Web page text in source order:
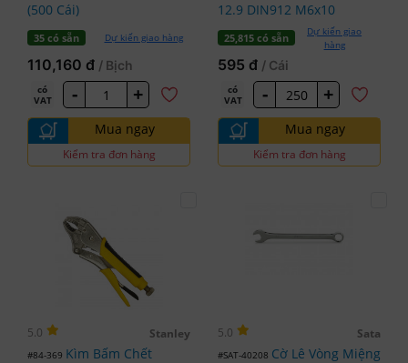
(500 Cái)
35 có sẵn Dự kiến giao hàng
110,160 đ / Bịch
có
VAT
- +
Mua ngay
Kiểm tra đơn hàng
12.9 DIN912 M6x10
25,815 có sẵn
Dự kiến giao
hàng
595 đ / Cái
có
VAT
- +
Mua ngay
Kiểm tra đơn hàng
5.0 Stanley
#84-369 Kìm Bấm Chết
5.0 Sata
#SAT-40208 Cờ Lê Vòng Miệng